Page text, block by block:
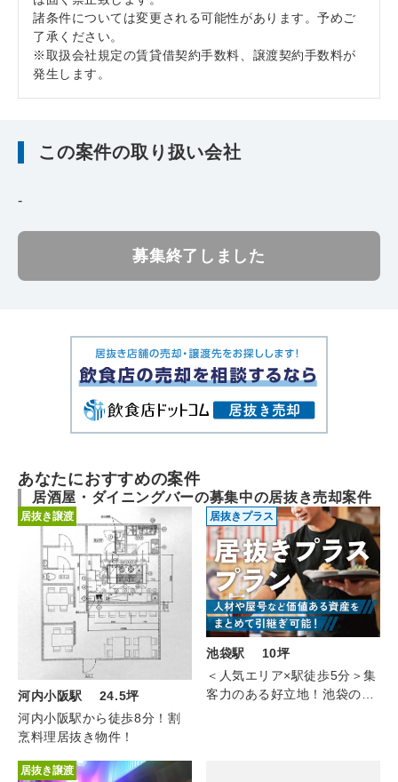
諸条件については変更される可能性があります。予めご
了承ください。
※取扱会社規定の賃貸借契約手数料、譲渡契約手数料が
発生します。
この案件の取り扱い会社
-
募集終了しました
あなたにおすすめの案件
居酒屋・ダイニングバーの募集中の居抜き売却案件
居抜き譲渡
河内小阪駅 24.5坪
河内小阪駅から徒歩8分！割
烹料理居抜き物件！
居抜きプラス
池袋駅 10坪
＜人気エリア×駅徒歩5分＞集
客力のある好立地！池袋の居
居抜き譲渡